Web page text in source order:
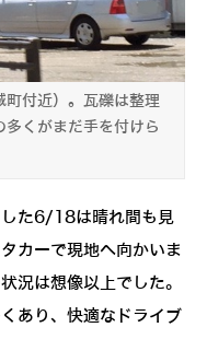
付近）。瓦礫は整理
多くがまだ手を付けら
した6/18は晴れ間も見
カーで現地へ向かいま
況は想像以上でした。
あり、快適なドライブ